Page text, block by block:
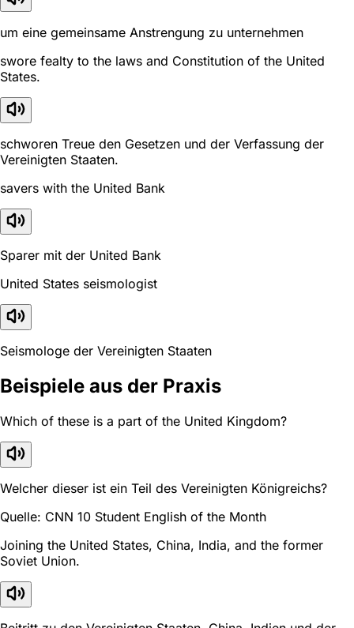
um eine gemeinsame Anstrengung zu unternehmen
swore fealty to the laws and Constitution of the United
States.
schworen Treue den Gesetzen und der Verfassung der
Vereinigten Staaten.
savers with the United Bank
Sparer mit der United Bank
United States seismologist
Seismologe der Vereinigten Staaten
Beispiele aus der Praxis
Which of these is a part of the United Kingdom?
Welcher dieser ist ein Teil des Vereinigten Königreichs?
Quelle: CNN 10 Student English of the Month
Joining the United States, China, India, and the former
Soviet Union.